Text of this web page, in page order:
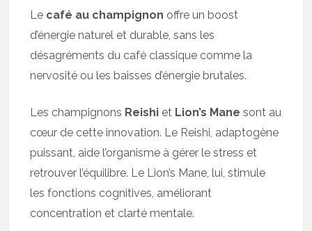
Le café au champignon offre un boost
d’énergie naturel et durable, sans les
désagréments du café classique comme la
nervosité ou les baisses d’énergie brutales.
Les champignons Reishi et Lion’s Mane sont au
cœur de cette innovation. Le Reishi, adaptogène
puissant, aide l’organisme à gérer le stress et
retrouver l’équilibre. Le Lion’s Mane, lui, stimule
les fonctions cognitives, améliorant
concentration et clarté mentale.